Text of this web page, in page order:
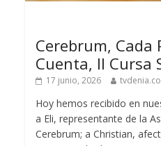
Cerebrum, Cada
Cuenta, II Cursa
17 junio, 2026
Hoy hemos recibido en
a Eli, representante de la
Cerebrum; a Christian,